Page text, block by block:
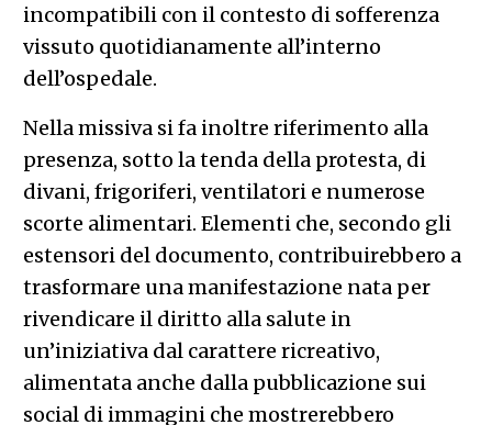
incompatibili con il contesto di sofferenza
vissuto quotidianamente all’interno
dell’ospedale.
Nella missiva si fa inoltre riferimento alla
presenza, sotto la tenda della protesta, di
divani, frigoriferi, ventilatori e numerose
scorte alimentari. Elementi che, secondo gli
estensori del documento, contribuirebbero a
trasformare una manifestazione nata per
rivendicare il diritto alla salute in
un’iniziativa dal carattere ricreativo,
alimentata anche dalla pubblicazione sui
social di immagini che mostrerebbero